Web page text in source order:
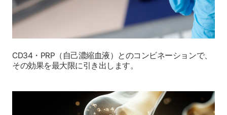
CD34・PRP（自己濃縮血液）とのコンビネーションで、
その効果を最大限に引き出します。